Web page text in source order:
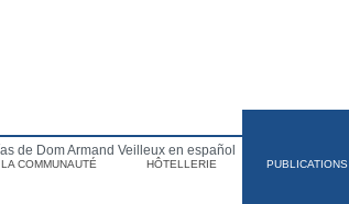
LA COMMUNAUTÉ HÔTELLERIE PUBLICATIONS
de Dom Armand Veilleux en español